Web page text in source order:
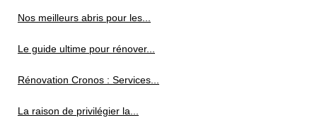
Nos meilleurs abris pour les...
Le guide ultime pour rénover...
Rénovation Cronos : Services...
La raison de privilégier la...